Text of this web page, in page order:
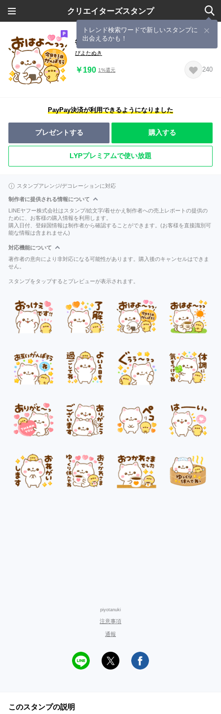
クリエイターズスタンプ
トレンド検索ワードで新しいスタンプに
出会えるかも！
毎日使える♡ねこねこにゃんこ
ぴよたぬき
￥190 1%還元 240
PayPay決済が利用できるようになりました
プレゼントする 購入する
LYPプレミアムで使い放題
スタンプアレンジ/デコレーションに対応
制作者に提供される情報について
LINEヤフー株式会社はスタンプ/絵文字/着せかえ制作者への売上レポートの提供の
ために、お客様の購入情報を利用します。
購入日付、登録国情報は制作者から確認することができます。(お客様を直接識別可
能な情報は含まれません)
対応機能について
著作者の意向により非対応になる可能性があります。購入後のキャンセルはできま
せん。
スタンプをタップするとプレビューが表示されます。
piyotanuki
注意事項
通報
このスタンプの説明